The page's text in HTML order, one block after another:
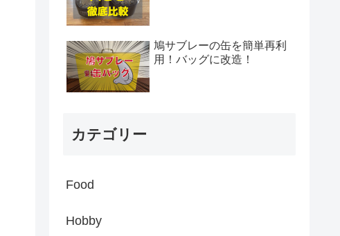
鳩サブレーの缶を簡単再利
用！バッグに改造！
カテゴリー
Food
Hobby